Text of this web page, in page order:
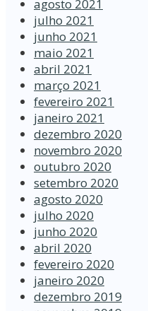
agosto 2021
julho 2021
junho 2021
maio 2021
abril 2021
março 2021
fevereiro 2021
janeiro 2021
dezembro 2020
novembro 2020
outubro 2020
setembro 2020
agosto 2020
julho 2020
junho 2020
abril 2020
fevereiro 2020
janeiro 2020
dezembro 2019